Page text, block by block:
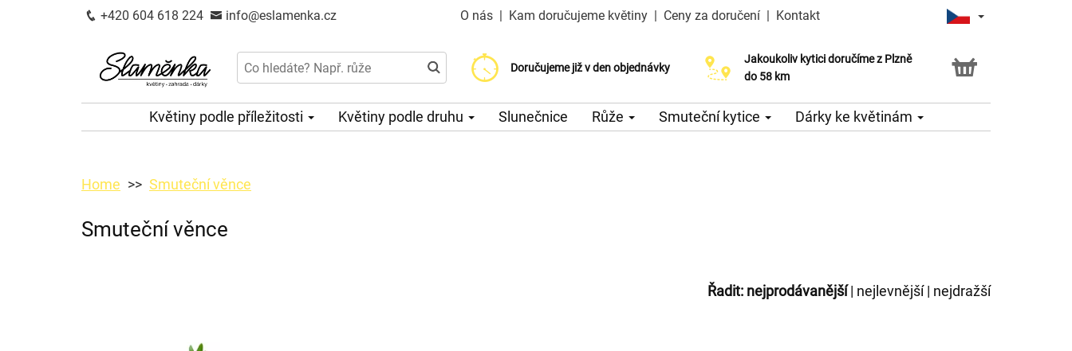
+420 604 618 224 info@eslamenka.cz O nás | Kam doručujeme květiny | Ceny za doručení | Kontakt
Doručujeme již v den objednávky
Doručujeme již od 200 Kč
Možný výběr času a dne doručení
Jakoukoliv kytici doručíme z Plzně
do 58 km
Květiny podle příležitosti Květiny podle druhu Slunečnice Růže Smuteční kytice Dárky ke květinám
Home Smuteční věnce
Smuteční věnce
Řadit: nejprodávanější| nejlevnější| nejdražší